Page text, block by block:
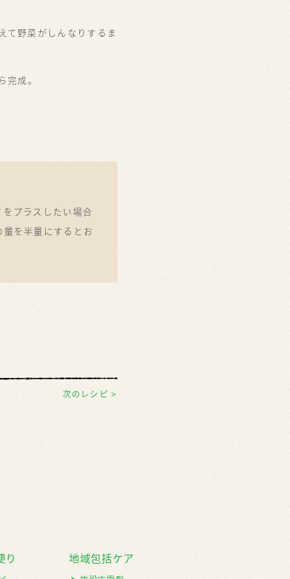
て野菜がしんなりするま
成。
プラスしたい場合
を半量にするとお
次のレシピ >
り 地域包括ケア